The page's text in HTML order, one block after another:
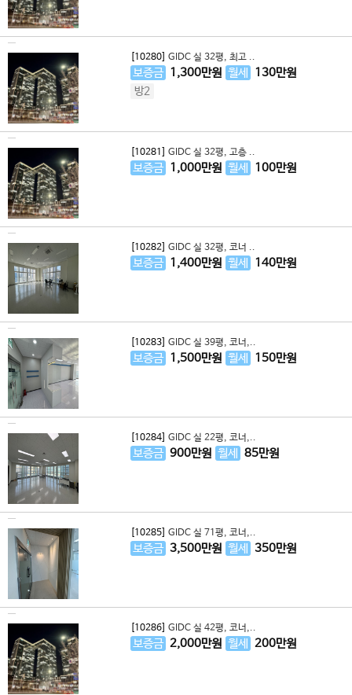
[10280] GIDC 실 32평, 최고 ..
보증금 1,300만원 월세 130만원
방2
[10281] GIDC 실 32평, 고층 ..
보증금 1,000만원 월세 100만원
[10282] GIDC 실 32평, 코너 ..
보증금 1,400만원 월세 140만원
[10283] GIDC 실 39평, 코너,..
보증금 1,500만원 월세 150만원
[10284] GIDC 실 22평, 코너,..
보증금 900만원 월세 85만원
[10285] GIDC 실 71평, 코너,..
보증금 3,500만원 월세 350만원
[10286] GIDC 실 42평, 코너,..
보증금 2,000만원 월세 200만원